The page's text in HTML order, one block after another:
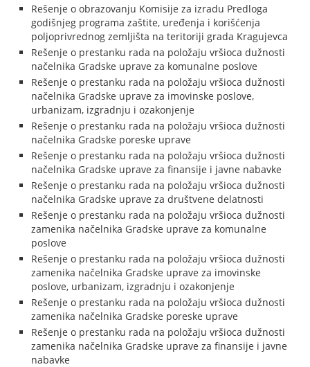
Rešenje o obrazovanju Komisije za izradu Predloga
godišnjeg programa zaštite, uređenja i korišćenja
poljoprivrednog zemljišta na teritoriji grada Kragujevca
Rešenje o prestanku rada na položaju vršioca dužnosti
načelnika Gradske uprave za komunalne poslove
Rešenje o prestanku rada na položaju vršioca dužnosti
načelnika Gradske uprave za imovinske poslove,
urbanizam, izgradnju i ozakonjenje
Rešenje o prestanku rada na položaju vršioca dužnosti
načelnika Gradske poreske uprave
Rešenje o prestanku rada na položaju vršioca dužnosti
načelnika Gradske uprave za finansije i javne nabavke
Rešenje o prestanku rada na položaju vršioca dužnosti
načelnika Gradske uprave za društvene delatnosti
Rešenje o prestanku rada na položaju vršioca dužnosti
zamenika načelnika Gradske uprave za komunalne
poslove
Rešenje o prestanku rada na položaju vršioca dužnosti
zamenika načelnika Gradske uprave za imovinske
poslove, urbanizam, izgradnju i ozakonjenje
Rešenje o prestanku rada na položaju vršioca dužnosti
zamenika načelnika Gradske poreske uprave
Rešenje o prestanku rada na položaju vršioca dužnosti
zamenika načelnika Gradske uprave za finansije i javne
nabavke